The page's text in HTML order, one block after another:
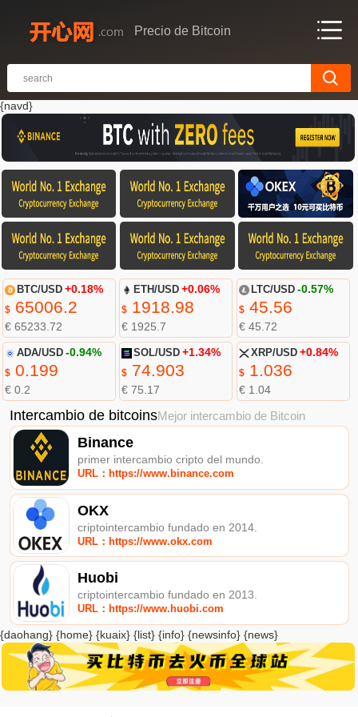
Precio de Bitcoin
{navd}
BTC/USD +0.18%
$65006.2
€ 65233.72
ETH/USD +0.06%
$ 1918.98
€ 1925.7
LTC/USD -0.57%
$45.56
€ 45.72
ADA/USD -0.94%
$0.199
€ 0.2
SOL/USD +1.34%
$ 74.903
€ 75.17
XRP/USD +0.84%
$1.036
€ 1.04
Intercambio de bitcoinsMejor intercambio de Bitcoin
Binance
primer intercambio cripto del mundo.
URL：https://www.binance.com
OKX
criptointercambio fundado en 2014.
URL：https://www.okx.com
Huobi
criptointercambio fundado en 2013.
URL：https://www.huobi.com
{daohang} {home} {kuaix} {list} {info} {newsinfo} {news}